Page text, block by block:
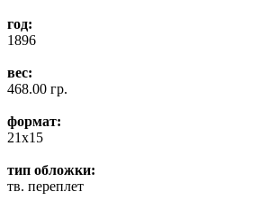
год:
1896
вес:
468.00 гр.
формат:
21x15
тип обложки:
тв. переплет